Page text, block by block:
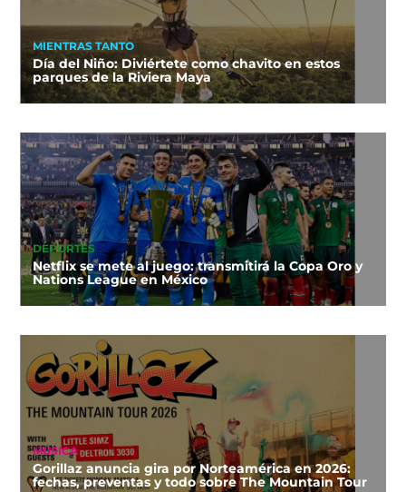
MIENTRAS TANTO
Día del Niño: Diviértete como chavito en estos
parques de la Riviera Maya
DEPORTES
Netflix se mete al juego: transmitirá la Copa Oro y
Nations League en México
MÚSICA
Gorillaz anuncia gira por Norteamérica en 2026:
fechas, preventas y todo sobre The Mountain Tour